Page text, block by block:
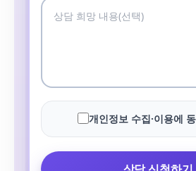
개인정보 수집·이용에